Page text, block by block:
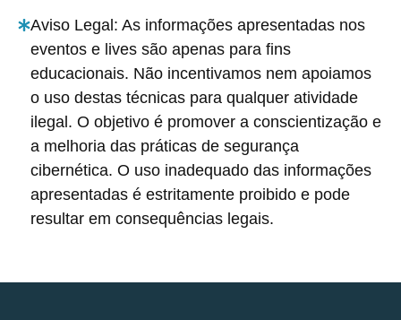
Aviso Legal: As informações apresentadas nos
eventos e lives são apenas para fins
educacionais. Não incentivamos nem apoiamos
o uso destas técnicas para qualquer atividade
ilegal. O objetivo é promover a conscientização e
a melhoria das práticas de segurança
cibernética. O uso inadequado das informações
apresentadas é estritamente proibido e pode
resultar em consequências legais.